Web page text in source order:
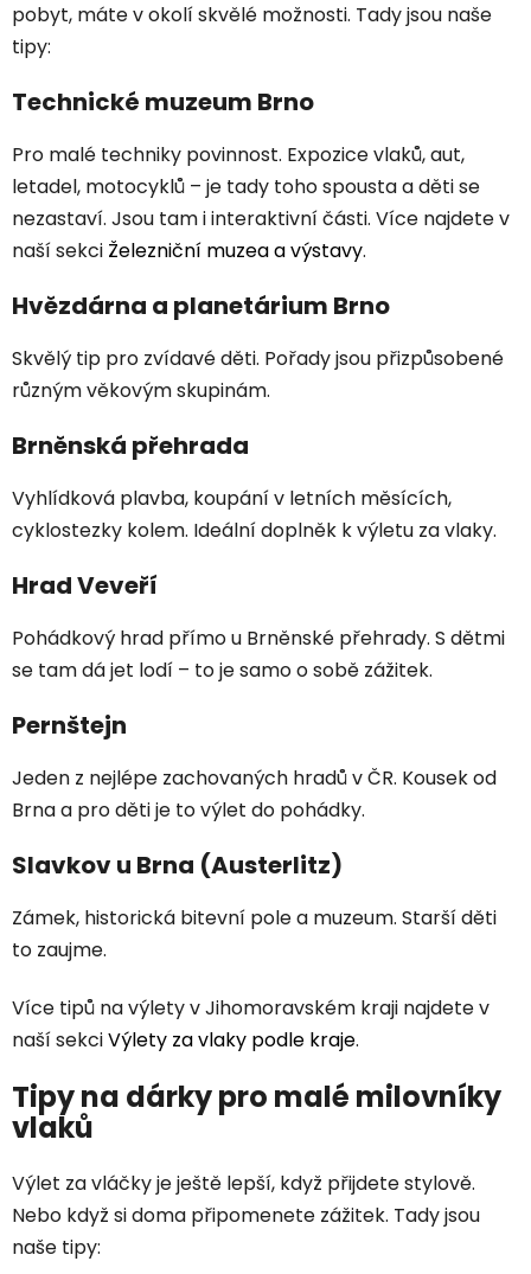
pobyt, máte v okolí skvělé možnosti. Tady jsou naše
tipy:
Technické muzeum Brno
Pro malé techniky povinnost. Expozice vlaků, aut,
letadel, motocyklů – je tady toho spousta a děti se
nezastaví. Jsou tam i interaktivní části. Více najdete v
naší sekci Železniční muzea a výstavy.
Hvězdárna a planetárium Brno
Skvělý tip pro zvídavé děti. Pořady jsou přizpůsobené
různým věkovým skupinám.
Brněnská přehrada
Vyhlídková plavba, koupání v letních měsících,
cyklostezky kolem. Ideální doplněk k výletu za vlaky.
Hrad Veveří
Pohádkový hrad přímo u Brněnské přehrady. S dětmi
se tam dá jet lodí – to je samo o sobě zážitek.
Pernštejn
Jeden z nejlépe zachovaných hradů v ČR. Kousek od
Brna a pro děti je to výlet do pohádky.
Slavkov u Brna (Austerlitz)
Zámek, historická bitevní pole a muzeum. Starší děti
to zaujme.
Více tipů na výlety v Jihomoravském kraji najdete v
naší sekciVýlety za vlaky podle kraje.
Tipy na dárky pro malé milovníky
vlaků
Výlet za vláčky je ještě lepší, když přijdete stylově.
Nebo když si doma připomenete zážitek. Tady jsou
naše tipy: